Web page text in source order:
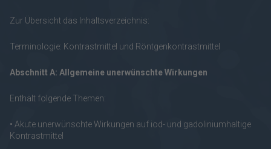
Zur Übersicht das Inhaltsverzeichnis:
Terminologie: Kontrastmittel und Röntgenkontrastmittel
Abschnitt A: Allgemeine unerwünschte Wirkungen
Enthält folgende Themen:
• Akute unerwünschte Wirkungen auf iod- und gadoliniumhaltige
Kontrastmittel